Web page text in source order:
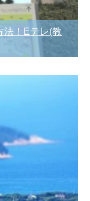
法！Eテレ(教